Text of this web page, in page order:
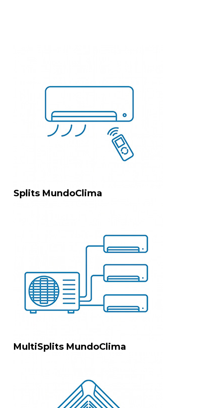
Splits MundoClima
MultiSplits MundoClima